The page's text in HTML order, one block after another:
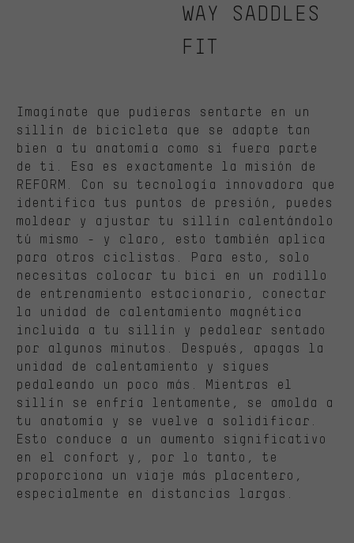
WAY SADDLES
FIT
Imagínate que pudieras sentarte en un
sillín de bicicleta que se adapte tan
bien a tu anatomía como si fuera parte
de ti. Esa es exactamente la misión de
REFORM. Con su tecnología innovadora que
identifica tus puntos de presión, puedes
moldear y ajustar tu sillín calentándolo
tú mismo - y claro, esto también aplica
para otros ciclistas. Para esto, solo
necesitas colocar tu bici en un rodillo
de entrenamiento estacionario, conectar
la unidad de calentamiento magnética
incluida a tu sillín y pedalear sentado
por algunos minutos. Después, apagas la
unidad de calentamiento y sigues
pedaleando un poco más. Mientras el
sillín se enfría lentamente, se amolda a
tu anatomía y se vuelve a solidificar.
Esto conduce a un aumento significativo
en el confort y, por lo tanto, te
proporciona un viaje más placentero,
especialmente en distancias largas.